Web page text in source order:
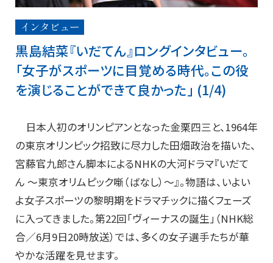
インタビュー
黒島結菜『いだてん』ロングインタビュー。
「女子がスポーツに目覚める時代。この役
を演じることができて良かった」 (1/4)
日本人初のオリンピアンとなった金栗四三と、1964年
の東京オリンピック招致に尽力した田畑政治を描いた、
宮藤官九郎さん脚本によるNHKの大河ドラマ『いだて
ん ～東京オリムピック噺（ばなし）～』。物語は、いよい
よ女子スポーツの黎明期をドラマチックに描くフェーズ
に入ってきました。第22回「ヴィーナスの誕生」（NHK総
合／6月9日20時放送）では、多くの女子選手たちが華
やかな活躍を見せます。